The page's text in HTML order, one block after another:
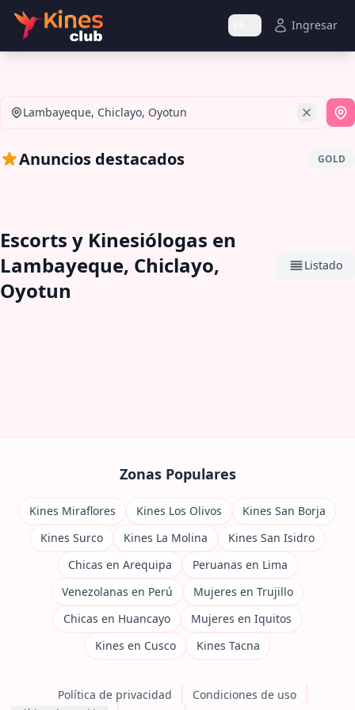
Ingresar
Lambayeque, Chiclayo, Oyotun
Anuncios destacados GOLD
Escorts y Kinesiólogas en
Lambayeque, Chiclayo,
Oyotun
Listado
Zonas Populares
Kines Miraflores Kines Los Olivos
Kines San Borja
Kines Surco
Kines La Molina
Kines San Isidro
Chicas en Arequipa
Peruanas en Lima
Venezolanas en Perú
Mujeres en Trujillo
Chicas en Huancayo
Mujeres en Iquitos
Kines en Cusco
Kines Tacna
Política de privacidad
Condiciones de uso